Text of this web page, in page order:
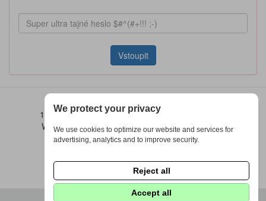
Vstoupit
1973 - 2026 © DPS Žďáráček |Nastavení cookies
Webdesign byFenomio|Redakce FenomioFlow
We protect your privacy
We use cookies to optimize our website and services for
advertising, analytics and to improve security.
Reject all
Accept all